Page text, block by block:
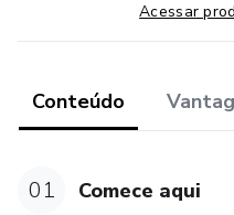
Acessar
Conteúdo
01 Comece aqui